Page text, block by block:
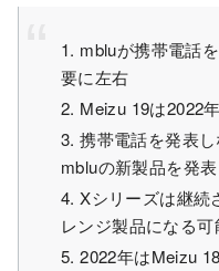
1. mbluが携帯電話
要に左右
2. Meizu 19は2022
3. 携帯電話を発表し
mbluの新製品を発表
4. Xシリーズは継続
レンジ製品になる可
5. 2022年はMeizu